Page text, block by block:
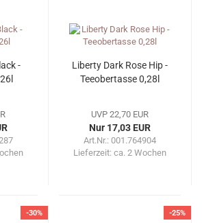
-
Liberty Dark Rose Hip -
Teeobertasse 0,28l
UVP 22,70 EUR
Nur 17,03 EUR
Art.Nr.: 001.764904
Lieferzeit: ca. 2 Wochen
-30% -25%